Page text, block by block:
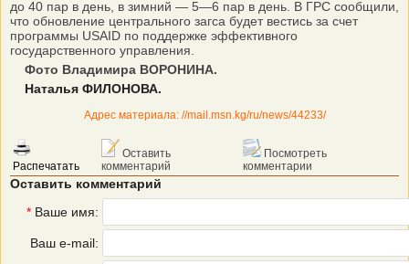
до 40 пар в день, в зимний — 5—6 пар в день. В ГРС сообщили,
что обновление центрального загса будет вестись за счет
программы USAID по поддержке эффективного
государственного управления.
Фото Владимира ВОРОНИНА.
Наталья ФИЛОНОВА.
Адрес материала: //mail.msn.kg/ru/news/44233/
Распечатать
Оставить
комментарий
Посмотреть
комментарии
Оставить комментарий
* Ваше имя:
Ваш e-mail: